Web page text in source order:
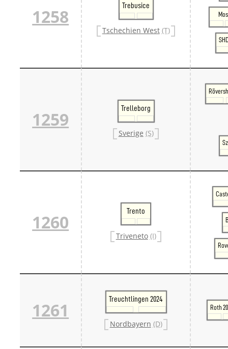
1258
Trebusice
Tschechien West (T)
1259
Trelleborg
Sverige (S)
1260
Trento
Triveneto (I)
1261
Treuchtlingen 2024
Nordbayern (D)
Roth